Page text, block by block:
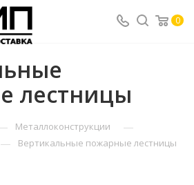
0
лестницы
Металлоконструкции —
— Вертикальные пожарные лестницы